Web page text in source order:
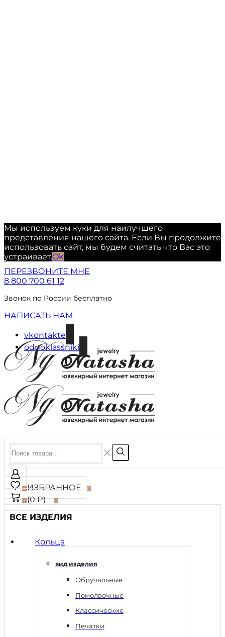
Мы используем куки для наилучшего
представления нашего сайта. Если Вы продолжите
использовать сайт, мы будем считать что Вас это
устраивает.Ok
ПЕРЕЗВОНИТЕ МНЕ
8 800 700 61 12
Звонок по России бесплатно
НАПИСАТЬ НАМ
vkontakte
odnoklassniki
0ИЗБРАННОЕ 0
0(0₽) 0
ВСЕ ИЗДЕЛИЯ
Кольца
вид изделия
Обручальные
Помолвочные
Классические
Печатки